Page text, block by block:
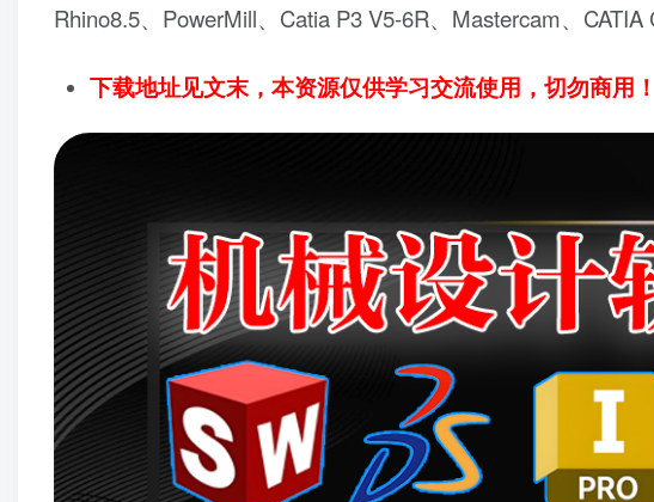
Rhino8.5、PowerMill、Catia P3 V5-6R、Mastercam、CATIA
下载地址见文末，本资源仅供学习交流使用，切勿商用！